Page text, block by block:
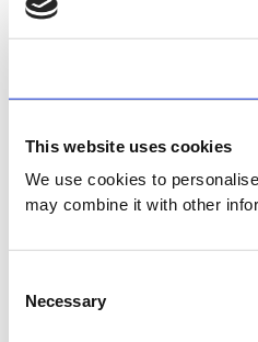
This website uses cookies
We use cookies to
may combine it with other
Selection
Necessary